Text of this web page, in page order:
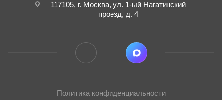
117105, г. Москва, ул. 1-ый Нагатинский
проезд, д. 4
Политика конфиденциальности